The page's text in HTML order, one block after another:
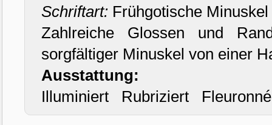
Schriftart: Frühgotische
Zahlreiche Glossen und
sorgfältiger Minuskel von einer
Ausstattung:
Illuminiert Rubriziert